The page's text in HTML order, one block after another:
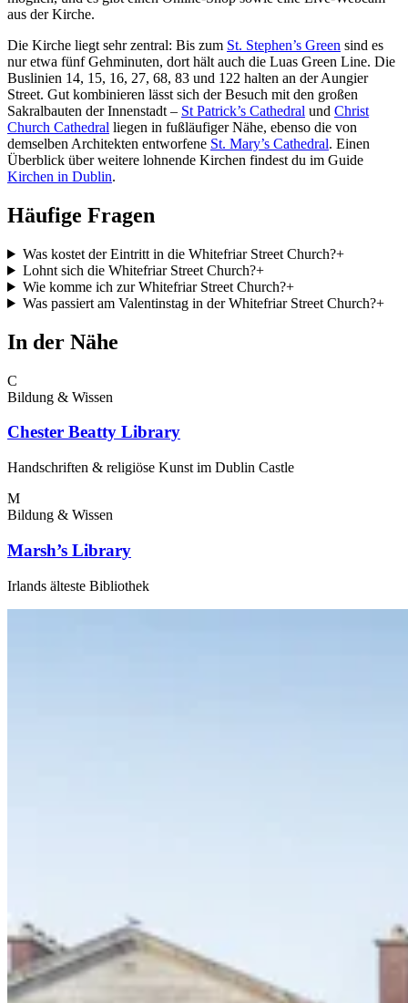
aus der Kirche.
Die Kirche liegt sehr zentral: Bis zum St. Stephen’s Green sind es
nur etwa fünf Gehminuten, dort hält auch die Luas Green Line. Die
Buslinien 14, 15, 16, 27, 68, 83 und 122 halten an der Aungier
Street. Gut kombinieren lässt sich der Besuch mit den großen
Sakralbauten der Innenstadt – St Patrick’s Cathedral und Christ
Church Cathedral liegen in fußläufiger Nähe, ebenso die von
demselben Architekten entworfene St. Mary’s Cathedral. Einen
Überblick über weitere lohnende Kirchen findest du im Guide
Kirchen in Dublin.
Häufige Fragen
Was kostet der Eintritt in die Whitefriar Street Church?+
Lohnt sich die Whitefriar Street Church?+
Wie komme ich zur Whitefriar Street Church?+
Was passiert am Valentinstag in der Whitefriar Street Church?+
In der Nähe
C
Bildung & Wissen
Chester Beatty Library
Handschriften & religiöse Kunst im Dublin Castle
M
Bildung & Wissen
Marsh’s Library
Irlands älteste Bibliothek